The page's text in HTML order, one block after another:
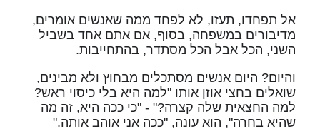
אל תפחדו, תעזו, לא לפחד ממה שאנשים אומרים,
מדיבורים במשפחה, בסוף, אם אתם אחד בשביל
השני, הכל אבל הכל מסתדר, בהתחייבות.
והיום? היום אנשים מסתכלים מבחוץ ולא מבינים,
שואלים בחצי אוזן אותו "למה היא בלי כיסוי ראש?
למה החצאית שלה קצרה?" - "כי ככה היא, זה מה
שהיא בחרה", הוא עונה, "ככה אני אוהב אותה."